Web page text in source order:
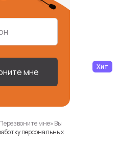
мне
мне» Вы
персональных
Хит